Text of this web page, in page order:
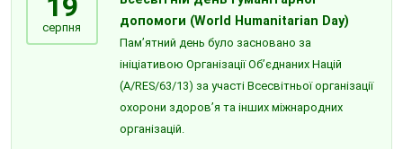
серпня
допомоги (World Humanitarian Day)
Пам’ятний день було засновано за
ініціативою Організації Об’єднаних Націй
(A/RES/63/13) за участі Всесвітньої організації
охорони здоров’я та інших міжнародних
організацій.